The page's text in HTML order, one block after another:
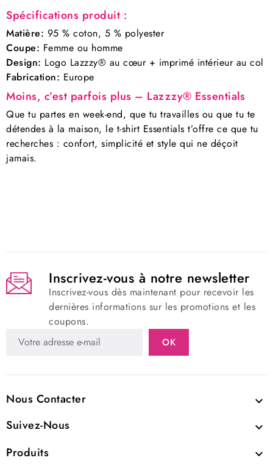
Spécifications produit :
Matière: 95 % coton, 5 % polyester
Coupe: Femme ou homme
Design: Logo Lazzzy® au cœur + imprimé intérieur au col
Fabrication: Europe
Moins, c’est parfois plus – Lazzzy® Essentials
Que tu partes en week-end, que tu travailles ou que tu te
détendes à la maison, le t-shirt Essentials t’offre ce que tu
recherches : confort, simplicité et style qui ne déçoit
jamais.
Inscrivez-vous à notre newsletter
Inscrivez-vous dès maintenant pour recevoir les
dernières informations sur les promotions et les
coupons.
Nous Contacter 
Suivez-Nous 
Produits 